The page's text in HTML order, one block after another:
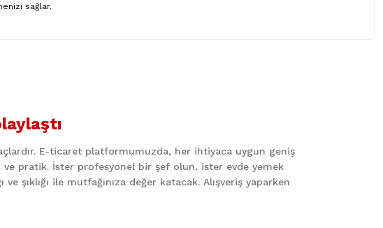
sağlar.
E-ticaret platformumuzda, her ihtiyaca uygun geniş
pratik. İster profesyonel bir şef olun, ister evde yemek
şıklığı ile mutfağınıza değer katacak. Alışveriş yaparken